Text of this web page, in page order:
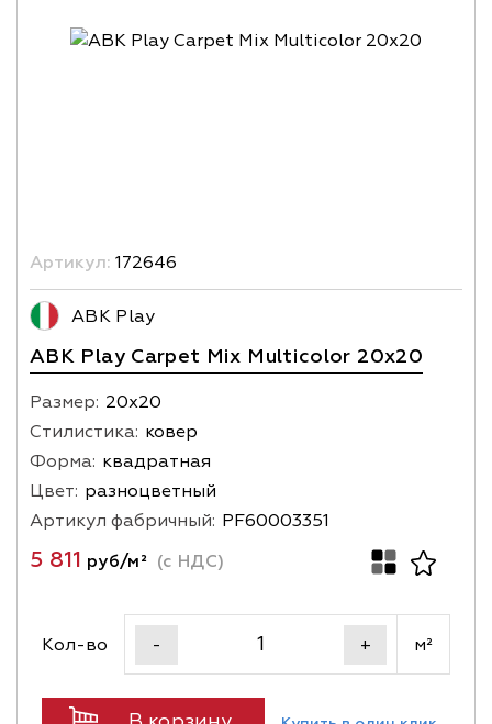
Артикул: 172646
ABK Play
ABK Play Carpet Mix Multicolor 20x20
Размер: 20х20
Стилистика: ковер
Форма: квадратная
Цвет: разноцветный
Артикул фабричный: PF60003351
5 811 руб/м² (с НДС)
Кол-во - + м²